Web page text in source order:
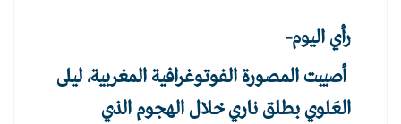
رأي اليوم-
أصيبت المصورة الفوتوغرافية المغربية، ليلى
العَلوي بطلق ناري خلال الهجوم الذي